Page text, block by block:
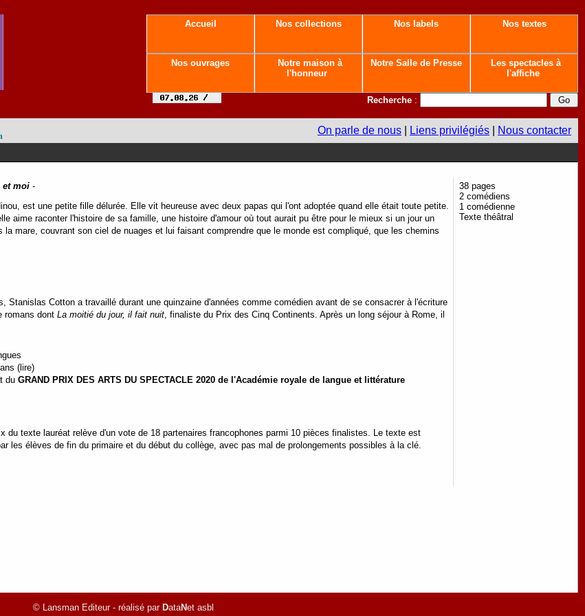
Accueil Nos collections Nos labels Nos textes
Nos ouvrages
Notre maison à
l'honneur
Notre Salle de Presse
Les spectacles à
l'affiche
Recherche :
On parle de nous Liens privilégiés Nous contacter
et moi -
est une petite fille délurée. Elle vit heureuse avec deux papas qui l'ont adoptée quand elle était toute petite.
aime raconter l'histoire de sa famille, une histoire d'amour où tout aurait pu être pour le mieux si un jour un
la mare, couvrant son ciel de nuages et lui faisant comprendre que le monde est compliqué, que les chemins
Stanislas Cotton a travaillé durant une quinzaine d'années comme comédien avant de se consacrer à l'écriture
romans dont La moitié du jour, il fait nuit , finaliste du Prix des Cinq Continents. Après un long séjour à Rome, il
(lire)
du GRAND PRIX DES ARTS DU SPECTACLE 2020 de l'Académie royale de langue et littérature
du texte lauréat relève d'un vote de 18 partenaires francophones parmi 10 pièces finalistes. Le texte est
les élèves de fin du primaire et du début du collège, avec pas mal de prolongements possibles à la clé.
38 pages
2 comédiens
1 comédienne
Texte théâtral
© Lansman Editeur - réalisé par DataNet asbl